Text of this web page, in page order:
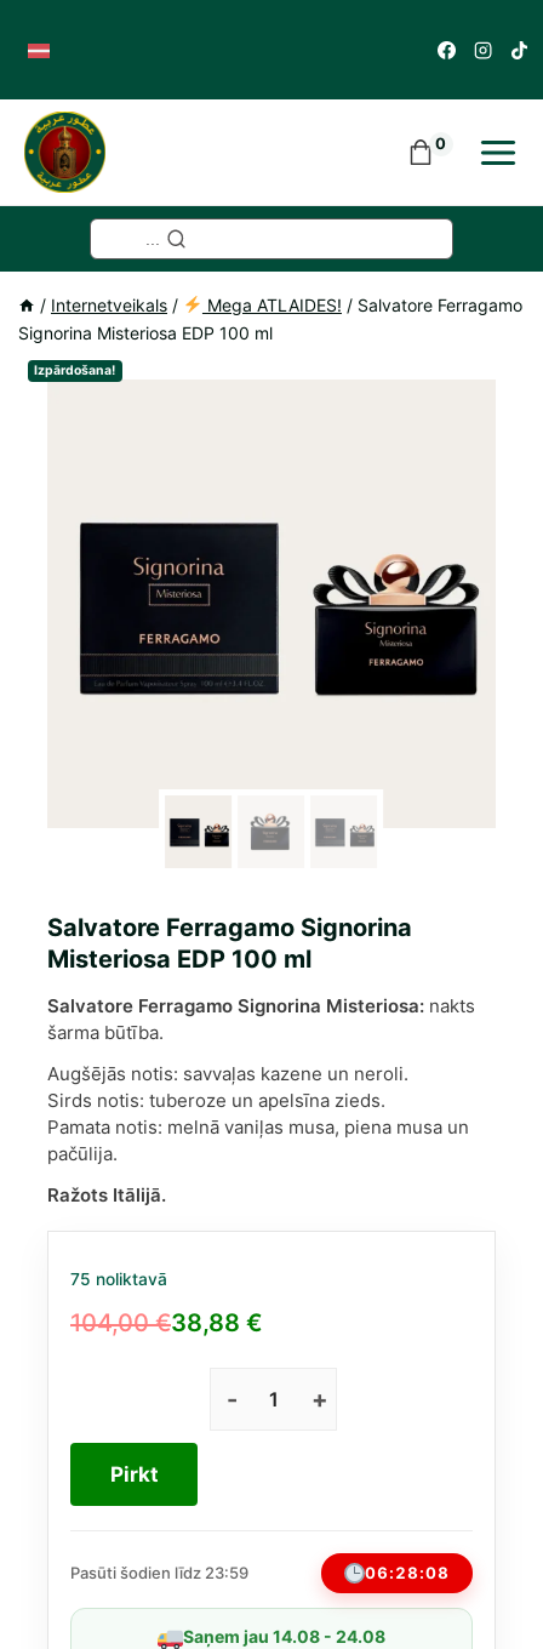
content
0
/ Internetveikals / Mega ATLAIDES! / Salvatore Ferragamo
Signorina Misteriosa EDP 100 ml
Izpārdošana!
Salvatore Ferragamo Signorina
Misteriosa EDP 100 ml
Salvatore Ferragamo Signorina Misteriosa: nakts
šarma būtība.
Augšējās notis: savvaļas kazene un neroli.
Sirds notis: tuberoze un apelsīna zieds.
Pamata notis: melnā vaniļas musa, piena musa un
pačūlija.
Ražots Itālijā.
75 noliktavā
104,00€
Original
104,00 €.
38,88 €
Current
38,88 €.
Salvatore
daudzums
Pirkt
Pasūti šodien līdz 23:59 06:28:08
Saņem jau 14.08 - 24.08